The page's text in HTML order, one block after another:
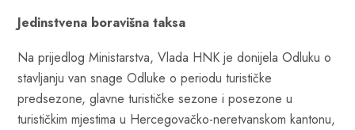
Jedinstvena boravišna taksa
Na prijedlog Ministarstva, Vlada HNK je donijela Odluku o
stavljanju van snage Odluke o periodu turističke
predsezone, glavne turističke sezone i posezone u
turističkim mjestima u Hercegovačko-neretvanskom kantonu,